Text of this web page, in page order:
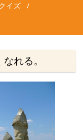
イズ /
れる。